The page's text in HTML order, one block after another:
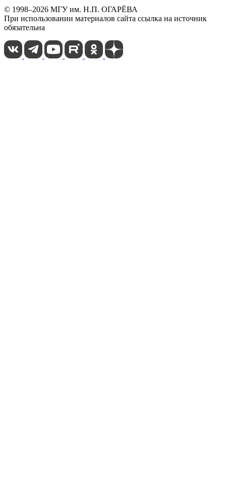
© 1998–2026 МГУ им. Н.П. ОГАРЁВА
При использовании материалов сайта ссылка на источник
обязательна